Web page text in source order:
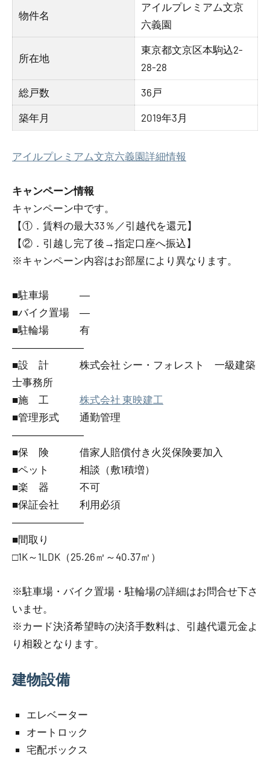
物件名
アイルプレミアム文京
六義園
所在地
東京都文京区本駒込2-
28-28
総戸数 36戸
築年月 2019年3月
アイルプレミアム文京六義園詳細情報
キャンペーン情報
キャンペーン中です。
【①．賃料の最大33％／引越代を還元】
【②．引越し完了後→指定口座へ振込】
※キャンペーン内容はお部屋により異なります。
■駐車場 ―
■バイク置場 ―
■駐輪場 有
―――――――
■設 計 株式会社 シー・フォレスト 一級建築
士事務所
■施 工 株式会社 東映建工
■管理形式 通勤管理
―――――――
■保 険 借家人賠償付き火災保険要加入
■ペット 相談（敷1積増）
■楽 器 不可
■保証会社 利用必須
―――――――
■間取り
□1K～1LDK（25.26㎡～40.37㎡）
※駐車場・バイク置場・駐輪場の詳細はお問合せ下さ
いませ。
※カード決済希望時の決済手数料は、引越代還元金よ
り相殺となります。
建物設備
エレベーター
オートロック
宅配ボックス